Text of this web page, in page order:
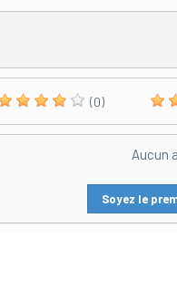
(0)
Aucun
Soyez le